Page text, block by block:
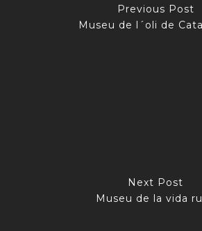
Previous Post
Museu de l´oli de
Next Post
Museu de la vida